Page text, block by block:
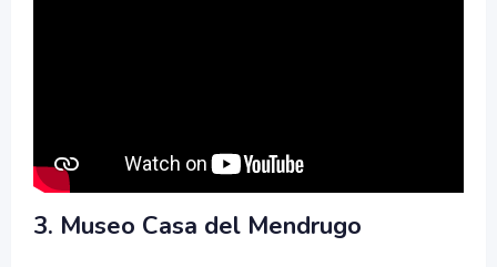
3. Museo Casa del Mendrugo